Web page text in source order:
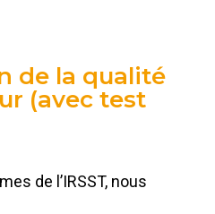
de la qualité
(avec test
de l’IRSST, nous